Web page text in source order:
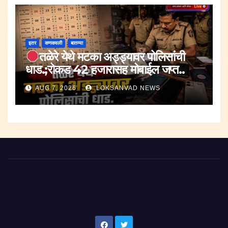
इतर कणकवली बातम्या
तळेरे येथे मटका अड्ड्यावर पोलिसांची
धाड.;रोकड 42 हजारासह मोबाईल जप्त..
AUG 7, 2026 LOKSANVAD NEWS